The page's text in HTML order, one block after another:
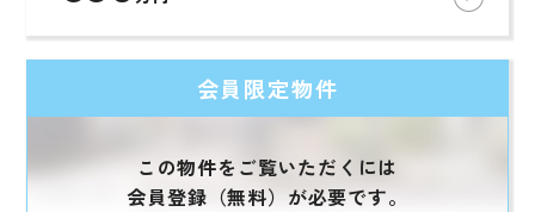
会員限定物件
この物件をご覧いただくには
会員登録（無料）が必要です。